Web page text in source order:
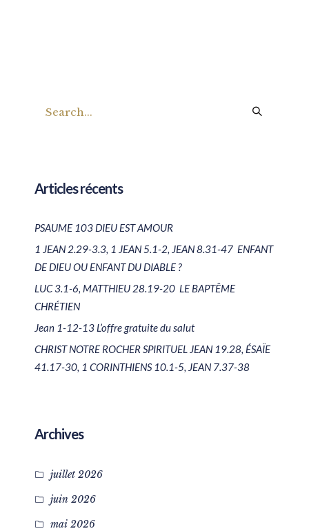
Articles récents
PSAUME 103 DIEU EST AMOUR
1 JEAN 2.29-3.3, 1 JEAN 5.1-2, JEAN 8.31-47 ENFANT
DE DIEU OU ENFANT DU DIABLE ?
LUC 3.1-6, MATTHIEU 28.19-20 LE BAPTÊME
CHRÉTIEN
Jean 1-12-13 L’offre gratuite du salut
CHRIST NOTRE ROCHER SPIRITUEL JEAN 19.28, ÉSAÏE
41.17-30, 1 CORINTHIENS 10.1-5, JEAN 7.37-38
Archives
juillet 2026
juin 2026
mai 2026